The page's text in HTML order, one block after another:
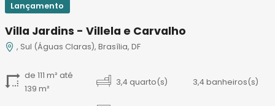
7
8
Lançamento
Villa Jardins - Villela e Carvalho
, Sul (Águas Claras), Brasília, DF
de 111 m² até
139 m²
3,4 quarto(s) 3,4 banheiros(s)